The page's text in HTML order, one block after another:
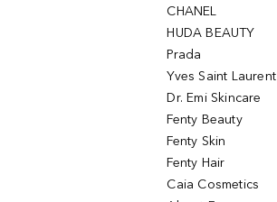
CHANEL
HUDA BEAUTY
Prada
Yves Saint Laurent
Dr. Emi Skincare
Fenty Beauty
Fenty Skin
Fenty Hair
Caia Cosmetics